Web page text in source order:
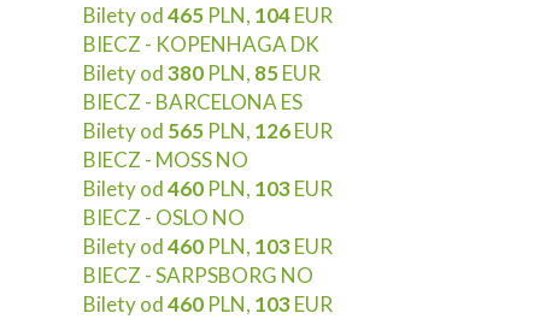
Bilety od465 PLN, 104EUR
BIECZ - KOPENHAGA DK
Bilety od380 PLN, 85EUR
BIECZ - BARCELONA ES
Bilety od 565 PLN, 126EUR
BIECZ - MOSS NO
Bilety od460 PLN, 103EUR
BIECZ - OSLO NO
Bilety od460 PLN, 103EUR
BIECZ - SARPSBORG NO
Bilety od460 PLN, 103EUR